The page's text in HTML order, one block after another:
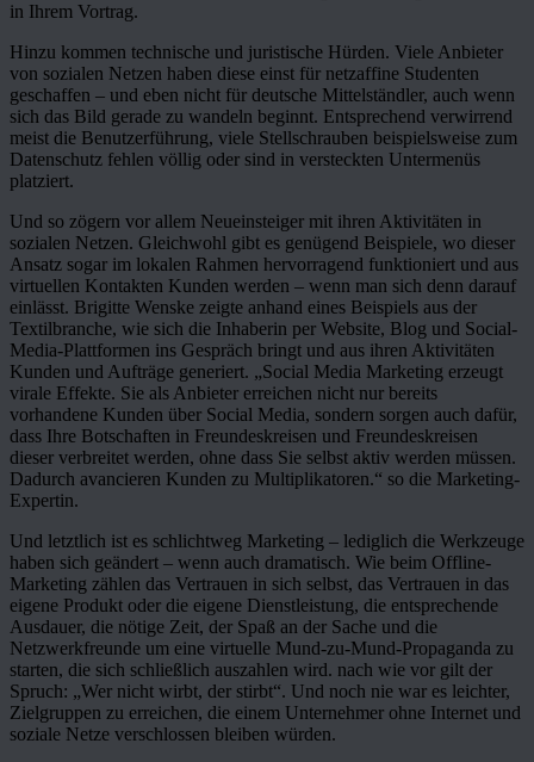
in Ihrem Vortrag.
Hinzu kommen technische und juristische Hürden. Viele Anbieter
von sozialen Netzen haben diese einst für netzaffine Studenten
geschaffen – und eben nicht für deutsche Mittelständler, auch wenn
sich das Bild gerade zu wandeln beginnt. Entsprechend verwirrend
meist die Benutzerführung, viele Stellschrauben beispielsweise zum
Datenschutz fehlen völlig oder sind in versteckten Untermenüs
platziert.
Und so zögern vor allem Neueinsteiger mit ihren Aktivitäten in
sozialen Netzen. Gleichwohl gibt es genügend Beispiele, wo dieser
Ansatz sogar im lokalen Rahmen hervorragend funktioniert und aus
virtuellen Kontakten Kunden werden – wenn man sich denn darauf
einlässt. Brigitte Wenske zeigte anhand eines Beispiels aus der
Textilbranche, wie sich die Inhaberin per Website, Blog und Social-
Media-Plattformen ins Gespräch bringt und aus ihren Aktivitäten
Kunden und Aufträge generiert. „Social Media Marketing erzeugt
virale Effekte. Sie als Anbieter erreichen nicht nur bereits
vorhandene Kunden über Social Media, sondern sorgen auch dafür,
dass Ihre Botschaften in Freundeskreisen und Freundeskreisen
dieser verbreitet werden, ohne dass Sie selbst aktiv werden müssen.
Dadurch avancieren Kunden zu Multiplikatoren.“ so die Marketing-
Expertin.
Und letztlich ist es schlichtweg Marketing – lediglich die Werkzeuge
haben sich geändert – wenn auch dramatisch. Wie beim Offline-
Marketing zählen das Vertrauen in sich selbst, das Vertrauen in das
eigene Produkt oder die eigene Dienstleistung, die entsprechende
Ausdauer, die nötige Zeit, der Spaß an der Sache und die
Netzwerkfreunde um eine virtuelle Mund-zu-Mund-Propaganda zu
starten, die sich schließlich auszahlen wird. nach wie vor gilt der
Spruch: „Wer nicht wirbt, der stirbt“. Und noch nie war es leichter,
Zielgruppen zu erreichen, die einem Unternehmer ohne Internet und
soziale Netze verschlossen bleiben würden.